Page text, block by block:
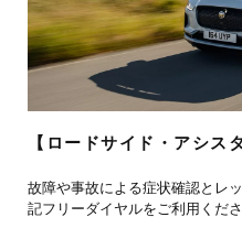
【ロードサイド・アシス
故障や事故による症状確認とレ
記フリーダイヤルをご利用くださ